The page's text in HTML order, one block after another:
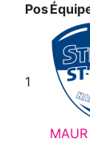
Pos
1
MAUR